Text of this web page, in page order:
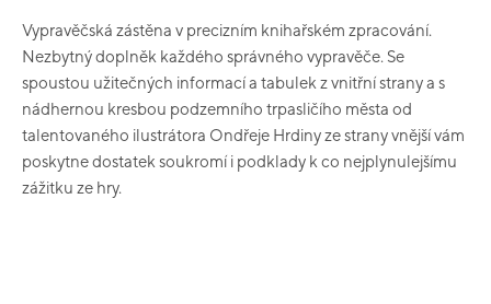
Vypravěčská zástěna v precizním knihařském zpracování.
Nezbytný doplněk každého správného vypravěče. Se
spoustou užitečných informací a tabulek z vnitřní strany a s
nádhernou kresbou podzemního trpasličího města od
talentovaného ilustrátora Ondřeje Hrdiny ze strany vnější vám
poskytne dostatek soukromí i podklady k co nejplynulejšímu
zážitku ze hry.